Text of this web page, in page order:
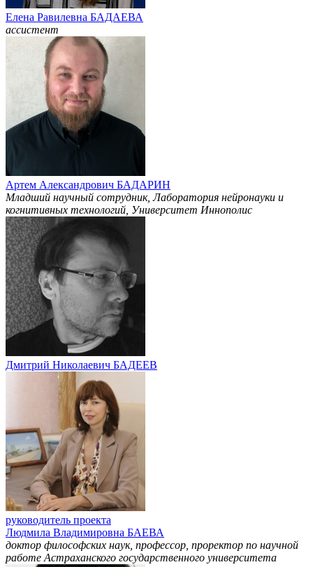
Елена Равилевна БАДАЕВА
ассистент
Артем Александрович БАДАРИН
Младший научный сотрудник, Лаборатория нейронауки и
когнитивных технологий, Университет Иннополис
Дмитрий Николаевич БАДЕЕВ
руководитель проекта
Людмила Владимировна БАЕВА
доктор философских наук, профессор, проректор по научной
работе Астраханского государственного университета